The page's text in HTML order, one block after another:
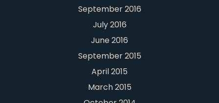
September 2016
July 2016
June 2016
September 2015
April 2015
March 2015